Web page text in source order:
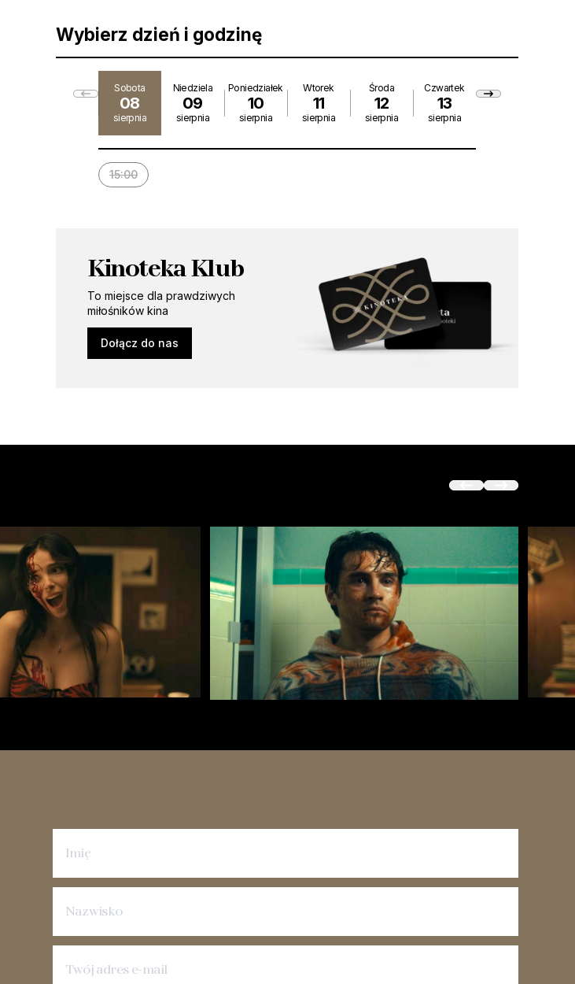
Wybierz dzień i godzinę
Sobota
08
sierpnia
Niedziela
09
sierpnia
Poniedziałek
10
sierpnia
Wtorek
11
sierpnia
Środa
12
sierpnia
Czwartek
13
sierpnia
15:00
Kinoteka Klub
To miejsce dla prawdziwych
miłośników kina
Dołącz do nas